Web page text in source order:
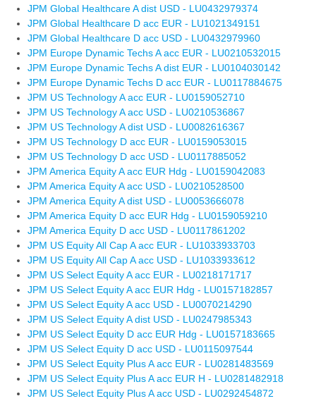
JPM Global Healthcare A dist USD - LU0432979374
JPM Global Healthcare D acc EUR - LU1021349151
JPM Global Healthcare D acc USD - LU0432979960
JPM Europe Dynamic Techs A acc EUR - LU0210532015
JPM Europe Dynamic Techs A dist EUR - LU0104030142
JPM Europe Dynamic Techs D acc EUR - LU0117884675
JPM US Technology A acc EUR - LU0159052710
JPM US Technology A acc USD - LU0210536867
JPM US Technology A dist USD - LU0082616367
JPM US Technology D acc EUR - LU0159053015
JPM US Technology D acc USD - LU0117885052
JPM America Equity A acc EUR Hdg - LU0159042083
JPM America Equity A acc USD - LU0210528500
JPM America Equity A dist USD - LU0053666078
JPM America Equity D acc EUR Hdg - LU0159059210
JPM America Equity D acc USD - LU0117861202
JPM US Equity All Cap A acc EUR - LU1033933703
JPM US Equity All Cap A acc USD - LU1033933612
JPM US Select Equity A acc EUR - LU0218171717
JPM US Select Equity A acc EUR Hdg - LU0157182857
JPM US Select Equity A acc USD - LU0070214290
JPM US Select Equity A dist USD - LU0247985343
JPM US Select Equity D acc EUR Hdg - LU0157183665
JPM US Select Equity D acc USD - LU0115097544
JPM US Select Equity Plus A acc EUR - LU0281483569
JPM US Select Equity Plus A acc EUR H - LU0281482918
JPM US Select Equity Plus A acc USD - LU0292454872